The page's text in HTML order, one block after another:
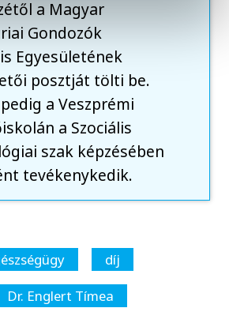
a Magyar
Gondozók
Egyesületének
posztját tölti be.
a Veszprémi
a Szociális
szak képzésében
tevékenykedik.
díj
Dr. Englert Tímea